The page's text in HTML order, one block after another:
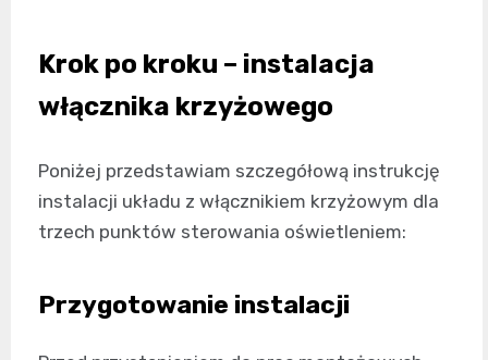
Krok po kroku – instalacja
włącznika krzyżowego
Poniżej przedstawiam szczegółową instrukcję
instalacji układu z włącznikiem krzyżowym dla
trzech punktów sterowania oświetleniem:
Przygotowanie instalacji